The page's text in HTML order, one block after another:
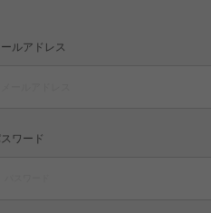
ールアドレス
ワード